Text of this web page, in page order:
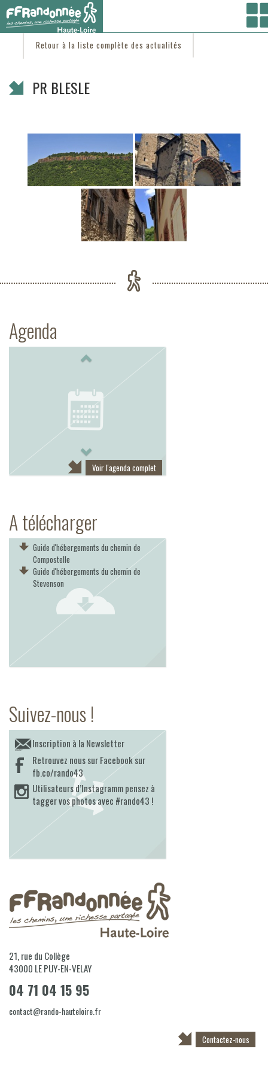
Vous êtes ici :Accueil/C'est d'actu
Retour à la liste complète des actualités
PR BLESLE
Agenda
Voir l'agenda complet
A télécharger
Guide d'hébergements du chemin de
Compostelle
Guide d'hébergements du chemin de
Stevenson
Suivez-nous !
Inscription à la Newsletter
Retrouvez nous sur Facebook sur
fb.co/rando43
Utilisateurs d’Instagramm pensez à
tagger vos photos avec #rando43 !
21, rue du Collège
43000 LE PUY-EN-VELAY
04 71 04 15 95
contact@rando-hauteloire.fr
Contactez-nous